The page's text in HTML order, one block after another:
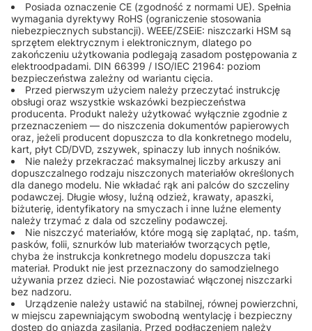
Posiada oznaczenie CE (zgodność z normami UE). Spełnia
wymagania dyrektywy RoHS (ograniczenie stosowania
niebezpiecznych substancji). WEEE/ZSEiE: niszczarki HSM są
sprzętem elektrycznym i elektronicznym, dlatego po
zakończeniu użytkowania podlegają zasadom postępowania z
elektroodpadami. DIN 66399 / ISO/IEC 21964: poziom
bezpieczeństwa zależny od wariantu cięcia.
Przed pierwszym użyciem należy przeczytać instrukcję
obsługi oraz wszystkie wskazówki bezpieczeństwa
producenta. Produkt należy użytkować wyłącznie zgodnie z
przeznaczeniem — do niszczenia dokumentów papierowych
oraz, jeżeli producent dopuszcza to dla konkretnego modelu,
kart, płyt CD/DVD, zszywek, spinaczy lub innych nośników.
Nie należy przekraczać maksymalnej liczby arkuszy ani
dopuszczalnego rodzaju niszczonych materiałów określonych
dla danego modelu. Nie wkładać rąk ani palców do szczeliny
podawczej. Długie włosy, luźną odzież, krawaty, apaszki,
biżuterię, identyfikatory na smyczach i inne luźne elementy
należy trzymać z dala od szczeliny podawczej.
Nie niszczyć materiałów, które mogą się zaplątać, np. taśm,
pasków, folii, sznurków lub materiałów tworzących pętle,
chyba że instrukcja konkretnego modelu dopuszcza taki
materiał. Produkt nie jest przeznaczony do samodzielnego
używania przez dzieci. Nie pozostawiać włączonej niszczarki
bez nadzoru.
Urządzenie należy ustawić na stabilnej, równej powierzchni,
w miejscu zapewniającym swobodną wentylację i bezpieczny
dostęp do gniazda zasilania. Przed podłączeniem należy